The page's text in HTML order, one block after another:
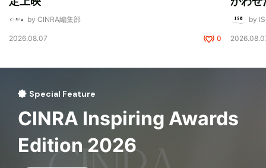
by CINRA編集部
2026.08.07 0
by
Special Feature
CINRA Inspiring Awards
Edition 2026